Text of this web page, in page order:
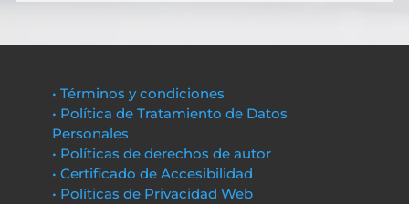
• Términos y condiciones
• Política de Tratamiento de Datos
Personales
• Políticas de derechos de autor
• Certificado de Accesibilidad
• Políticas de Privacidad Web